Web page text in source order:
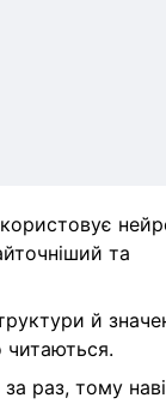
та
й
читаються.
раз, тому